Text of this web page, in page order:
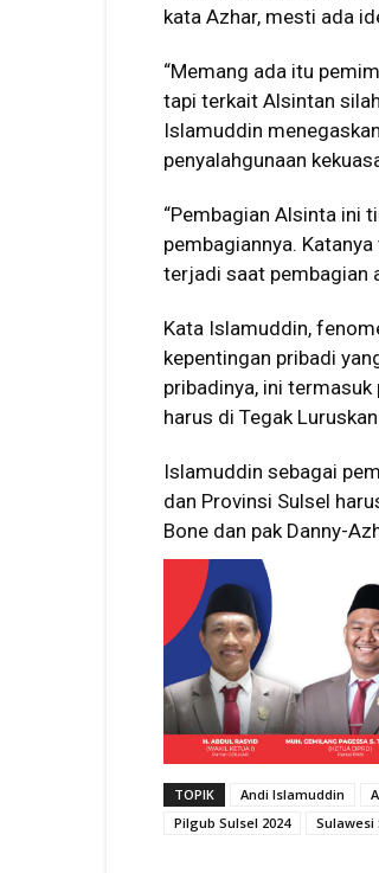
kata Azhar, mesti ada
“Memang ada itu
tapi terkait Alsintan
Islamuddin
penyalahgunaan
“Pembagian Alsinta ini
pembagiannya.
terjadi saat pembagian
Kata Islamuddin,
kepentingan pribadi
pribadinya, ini
harus di Tegak
Islamuddin sebagai
dan Provinsi Sulsel
Bone dan pak Danny-
TOPIK Andi Islamuddin
Pilgub Sulsel 2024
Sulawesi